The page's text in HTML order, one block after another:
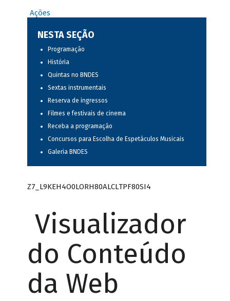
Ações
NESTA SEÇÃO
Programação
História
Quintas no BNDES
Sextas instrumentais
Reserva de ingressos
Filmes e festivais de cinema
Receba a programação
Concursos para Escolha de Espetáculos Musicais
Galeria BNDES
Z7_L9KEH4O0LORH80ALCLTPF80SI4
Visualizador
do Conteúdo
da Web